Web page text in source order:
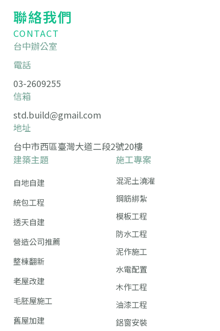
聯絡我們
CONTACT
台中辦公室
電話
03-2609255
信箱
std.build@gmail.com
地址
台中市西區臺灣大道二段2號20樓
建築主題
自地自建
統包工程
透天自建
營造公司推薦
整棟翻新
老屋改建
毛胚屋施工
舊屋加建
施工專案
混泥土澆灌
鋼筋綁紮
模板工程
防水工程
泥作施工
水電配置
木作工程
油漆工程
鋁窗安裝